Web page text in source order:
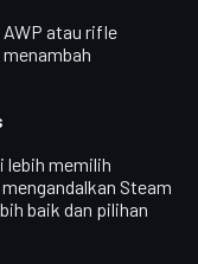
AWP atau rifle
lebih memilih
Steam
baik dan pilihan